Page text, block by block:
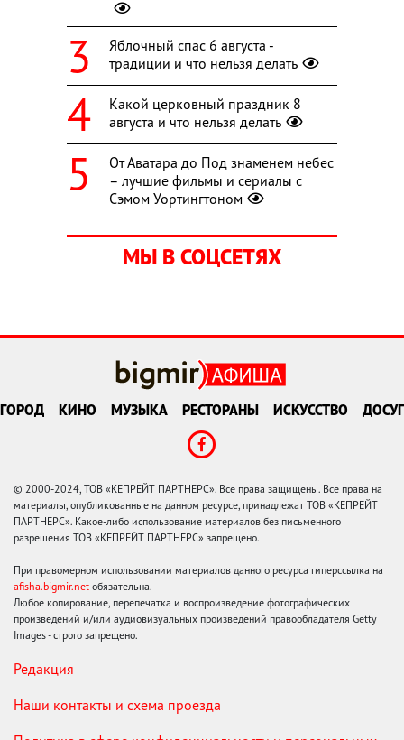
Яблочный спас 6 августа -
традиции и что нельзя делать
Какой церковный праздник 8
августа и что нельзя делать
От Аватара до Под знаменем небес
– лучшие фильмы и сериалы с
Сэмом Уортингтоном
МЫ В СОЦСЕТЯХ
ГОРОД КИНО МУЗЫКА РЕСТОРАНЫ ИСКУССТВО ДОСУГ
© 2000-2024, ТОВ «КЕПРЕЙТ ПАРТНЕРС». Все права защищены. Все права на
материалы, опубликованные на данном ресурсе, принадлежат ТОВ «КЕПРЕЙТ
ПАРТНЕРС». Какое-либо использование материалов без письменного
разрешения ТОВ «КЕПРЕЙТ ПАРТНЕРС» запрещено.
При правомерном использовании материалов данного ресурса гиперссылка на
afisha.bigmir.net обязательна.
Любое копирование, перепечатка и воспроизведение фотографических
произведений и/или аудиовизуальных произведений правообладателя Getty
Images - строго запрещено.
Редакция
Наши контакты и схема проезда